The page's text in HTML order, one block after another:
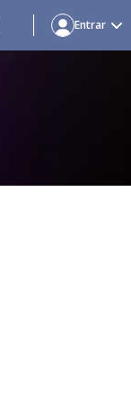
Entrar